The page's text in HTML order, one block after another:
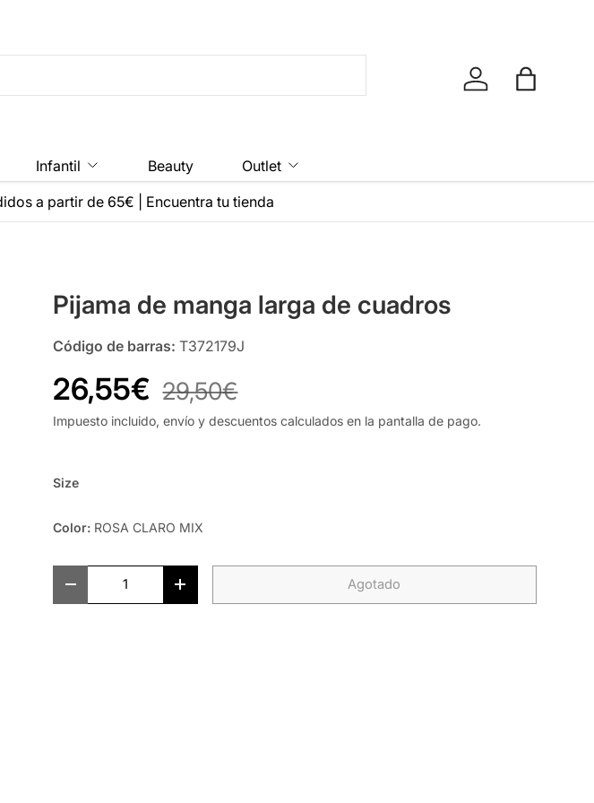
Iniciar sesión
Bolsa
Infantil Beauty
Outlet
a partir de 65€
Encuentra tu tienda
Pijama de manga larga de cuadros
Código de barras: T372179J
26,55€ 29,50€
Impuesto incluido, envío y descuentos calculados en la pantalla de pago.
Size
Color: ROSA CLARO MIX
- + Agotado